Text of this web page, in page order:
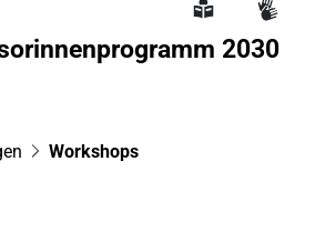
2030
Workshops